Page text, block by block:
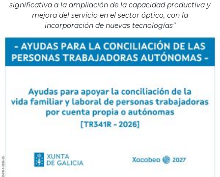
significativa a la ampliación de la capacidad productiva y
mejora del servicio en el sector óptico, con la
incorporación de nuevas tecnologías”